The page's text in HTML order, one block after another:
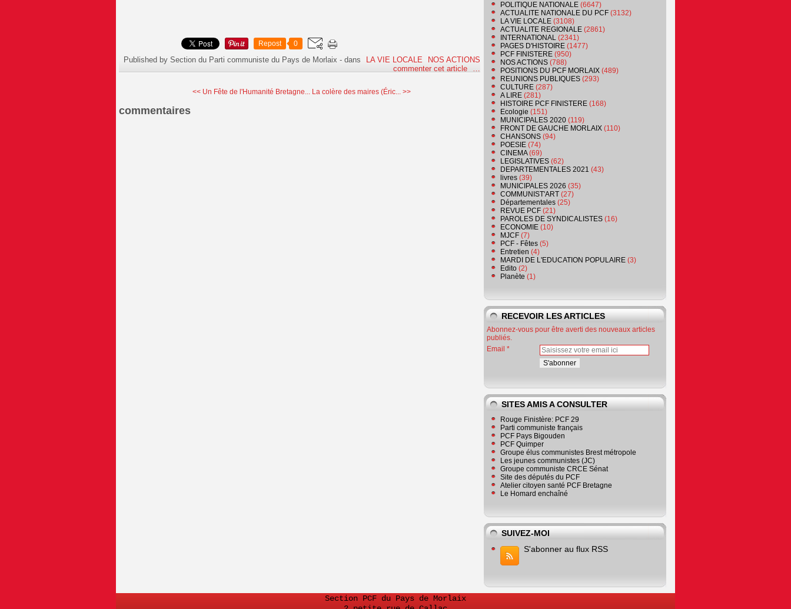
Repost 0
Published by Section du Parti communiste du Pays de Morlaix -dans LA VIE LOCALE
NOS ACTIONS
commenter cet article
…
<< Un Fête de l'Humanité Bretagne... La colère des maires (Éric... >>
commentaires
POLITIQUE NATIONALE (6647)
ACTUALITE NATIONALE DU PCF (3132)
LA VIE LOCALE (3108)
ACTUALITE REGIONALE (2861)
INTERNATIONAL (2341)
PAGES D'HISTOIRE (1477)
PCF FINISTERE (950)
NOS ACTIONS (788)
POSITIONS DU PCF MORLAIX (489)
REUNIONS PUBLIQUES (293)
CULTURE (287)
A LIRE (281)
HISTOIRE PCF FINISTERE (168)
Ecologie (151)
MUNICIPALES 2020 (119)
FRONT DE GAUCHE MORLAIX (110)
CHANSONS (94)
POESIE (74)
CINEMA(69)
LEGISLATIVES (62)
DEPARTEMENTALES 2021 (43)
livres (39)
MUNICIPALES 2026 (35)
COMMUNIST'ART (27)
Départementales (25)
REVUE PCF (21)
PAROLES DE SYNDICALISTES (16)
ECONOMIE (10)
MJCF (7)
PCF - Fêtes (5)
Entretien (4)
MARDI DE L'EDUCATION POPULAIRE (3)
Edito (2)
Planète (1)
RECEVOIR LES ARTICLES
Abonnez-vous pour être averti des nouveaux articles
publiés.
Email
SITES AMIS A CONSULTER
Rouge Finistère: PCF 29
Parti communiste français
PCF Pays Bigouden
PCF Quimper
Groupe élus communistes Brest métropole
Les jeunes communistes (JC)
Groupe communiste CRCE Sénat
Site des députés du PCF
Atelier citoyen santé PCF Bretagne
Le Homard enchaîné
SUIVEZ-MOI
S'abonner au flux RSS
Section PCF du Pays de Morlaix